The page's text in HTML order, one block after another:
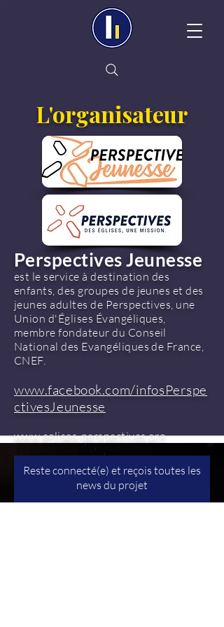
L'organisateur
Perspectives Jeunesse
est le service à destination des
enfants, des groupes de jeunes et des
jeunes adultes de Perspectives, une
Union d'Églises Évangéliques,
membre fondateur du Conseil
National des Evangéliques de France,
CNEF.
www.facebook.com/infosPerspe
ctivesJeunesse
www.eglises-perspectives.org
Reste connecté(e) et reçois toutes les
news du projet